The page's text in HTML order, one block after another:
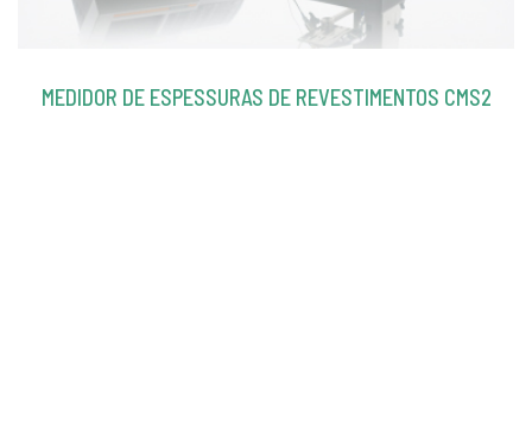
MEDIDOR DE ESPESSURAS DE REVESTIMENTOS CMS2